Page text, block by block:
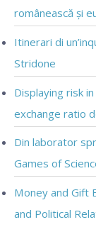
românească și
Itinerari di
Stridone
Displaying risk
exchange ratio
Din laborator
Games of
Money and Gift
and Political